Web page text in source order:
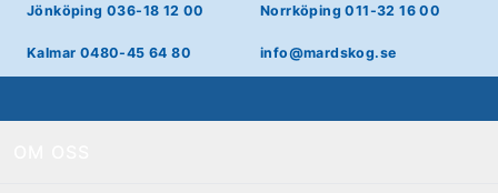
Jönköping 036-18 12 00 Norrköping 011-32 16 00
Kalmar 0480-45 64 80 info@mardskog.se